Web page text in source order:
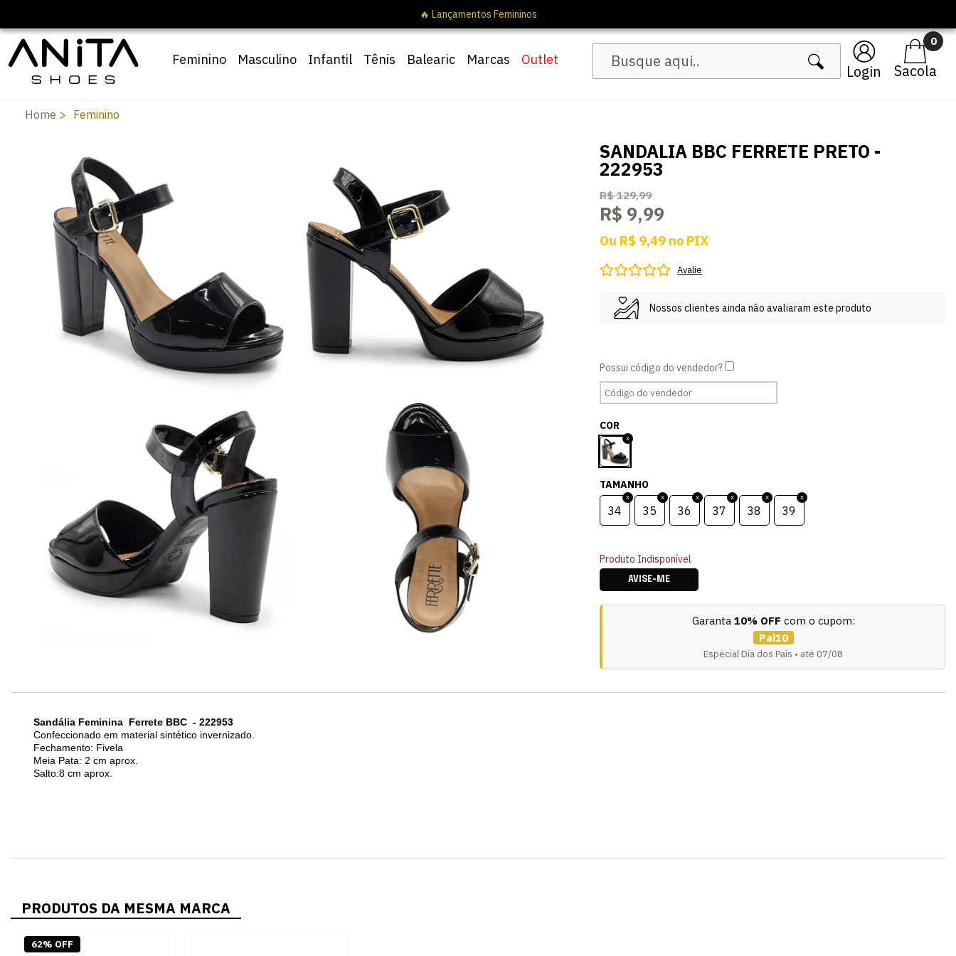
Login
0
Feminino Masculino Infantil Tênis Balearic Marcas Outlet
🔥 Lançamentos Femininos
Home Feminino
SANDALIA BBC FERRETE PRETO -
222953
R$ 129,99
R$ 9,99
Ou R$ 9,49 no PIX
Avalie
Nossos clientes ainda não avaliaram este produto
COR
TAMANHO
34 35 36 37 38 39
Produto Indisponível
AVISE-ME
Garanta 10% OFF com o cupom:
Pai10
Especial Dia dos Pais • até 07/08
Sandália Feminina Ferrete BBC - 222953
Confeccionado em material sintético invernizado.
Fechamento: Fivela
Meia Pata: 2 cm aprox.
Salto:8 cm aprox.
PRODUTOS DA MESMA MARCA
62% OFF